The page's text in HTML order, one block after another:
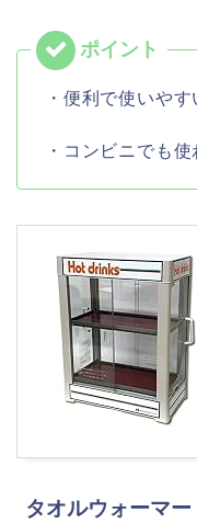
・便利で使いやす
・コンビニでも
タオルウォーマ